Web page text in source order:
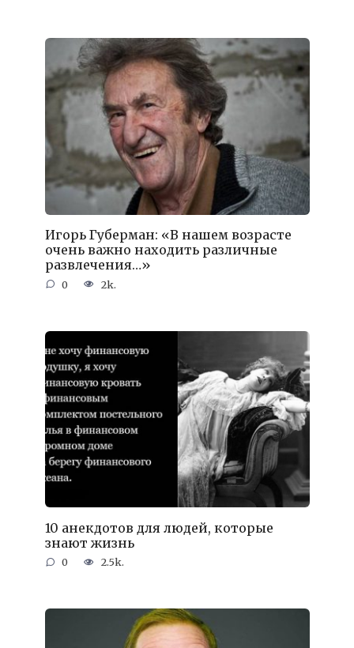
Игорь Губерман: «В нашем возрасте
очень важно находить различные
развлечения…»
0 2k.
10 анекдотов для людей, которые
знают жизнь
0 2.5k.